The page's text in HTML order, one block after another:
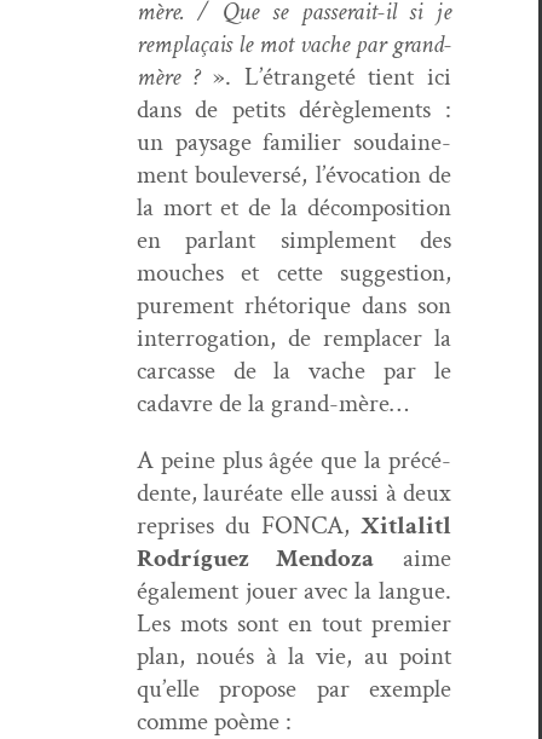
mère. / Que se passerait-il si je
rem­plaçais le mot vache par grand-
mère ?». L’étrangeté tient ici
dans de petits dérè­gle­ments :
un paysage fam­i­li­er soudaine­
ment boulever­sé, l’évocation de
la mort et de la décom­po­si­tion
en par­lant sim­ple­ment des
mouch­es et cette sug­ges­tion,
pure­ment rhé­torique dans son
inter­ro­ga­tion, de rem­plac­er la
car­casse de la vache par le
cadavre de la grand-mère…
A peine plus âgée que la précé­
dente, lau­réate elle aus­si à deux
repris­es du FONCA, Xit­lal­itl
Rodríguez Men­doza aime
égale­ment jouer avec la langue.
Les mots sont en tout pre­mier
plan, noués à la vie, au point
qu’elle pro­pose par exem­ple
comme poème :